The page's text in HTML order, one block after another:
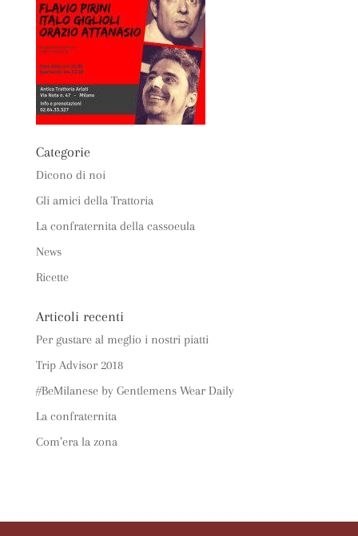
Categorie
Dicono di noi
Gli amici della Trattoria
La confraternita della cassoeula
News
Ricette
Articoli recenti
Per gustare al meglio i nostri piatti
Trip Advisor 2018
#BeMilanese by Gentlemens Wear Daily
La confraternita
Com’era la zona